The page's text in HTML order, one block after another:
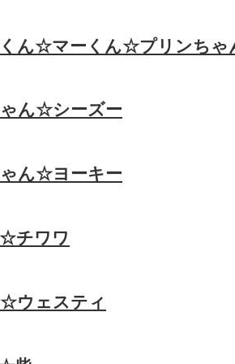
ん☆マーくん☆プリンちゃ
ん☆シーズー
ん☆ヨーキー
チワワ
ウェスティ